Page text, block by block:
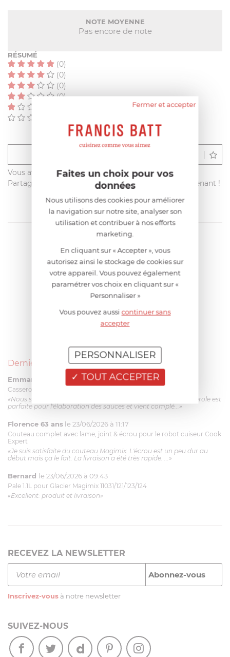
NOTE MOYENNE
Pas encore de note
RÉSUMÉ
(0)
(0)
(0)
(0)
Vous avez acheté ce produit sur francisbatt.com ?
Partagez votre avis avec les autres clients dès maintenant !
Derniers avis produits
Emmanuel 56 ans le 23/06/2026 à 12:04
Casserole mini 9 cm Castelpro 5 ply poignée fixe
«Nous sommes dans un produit de haute qualité. Cette casserole est
parfaite pour l'élaboration des sauces et vient complé...»
Florence 63 ans le 23/06/2026 à 11:17
Couteau complet avec lame, joint & écrou pour le robot cuiseur Cook
Expert
«Je suis satisfaite du couteau Magimix. L'écrou est un peu dur au
début mais ça le fait. La livraison a été très rapide. ...»
Bernard le 23/06/2026 à 09:43
Pale 1.1L pour Glacier Magimix 11031/121/123/124
«Excellent: produit et livraison»
RECEVEZ LA NEWSLETTER
Inscrivez-vous à notre newsletter
SUIVEZ-NOUS
Fermer et accepter
Faites un choix pour vos
données
Nous utilisons des cookies pour améliorer
la navigation sur notre site, analyser son
utilisation et contribuer à nos efforts
marketing.
En cliquant sur « Accepter », vous
autorisez ainsi le stockage de cookies sur
votre appareil. Vous pouvez également
paramétrer vos choix en cliquant sur «
Personnaliser »
Vous pouvez aussicontinuer sans
accepter
TOUT ACCEPTER
PERSONNALISER